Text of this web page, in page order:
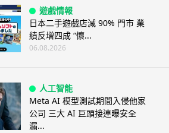
遊戲情報
日本二手遊戲店減 90% 門市 業
績反增四成 “懷...
06.08.2026
人工智能
Meta AI 模型測試期間入侵他家
公司 三大 AI 巨頭接連曝安全
漏...